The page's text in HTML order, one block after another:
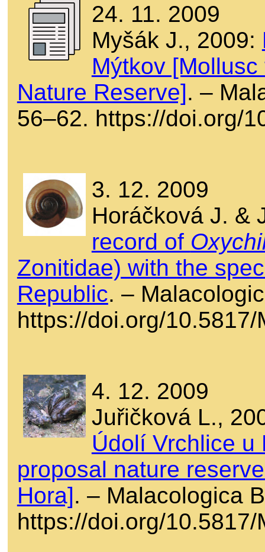
24. 11. 2009
Myšák J., 2009:
Mýtkov
Nature Reserve]. –
56–62. https://doi.org/
3. 12. 2009
Horáčková J. &
record of
Zonitidae) with the
Republic. –
https://doi.org/
4. 12. 2009
Juřičková L.,
Údolí Vrchlice u
proposal nature
Hora]. – Malacologica
https://doi.org/